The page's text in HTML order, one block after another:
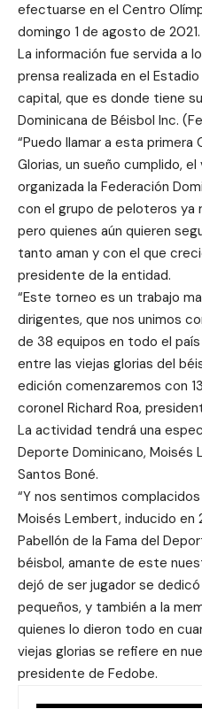
efectuarse en el Centro
domingo 1 de agosto de 2021.
La información fue servida a
prensa realizada en el
capital, que es donde tiene
Dominicana de Béisbol Inc.
“Puedo llamar a esta primera
Glorias, un sueño cumplido,
organizada la Federación
con el grupo de peloteros ya
pero quienes aún quieren
tanto aman y con el que
presidente de la entidad.
“Este torneo es un trabajo
dirigentes, que nos unimos
de 38 equipos en todo el
entre las viejas glorias del
edición comenzaremos con
coronel Richard Roa,
La actividad tendrá una
Deporte Dominicano, Moisés
Santos Boné.
“Y nos sentimos
Moisés Lembert, inducido
Pabellón de la Fama del
béisbol, amante de este
dejó de ser jugador se
pequeños, y también a la
quienes lo dieron todo en
viejas glorias se refiere en
presidente de Fedobe.